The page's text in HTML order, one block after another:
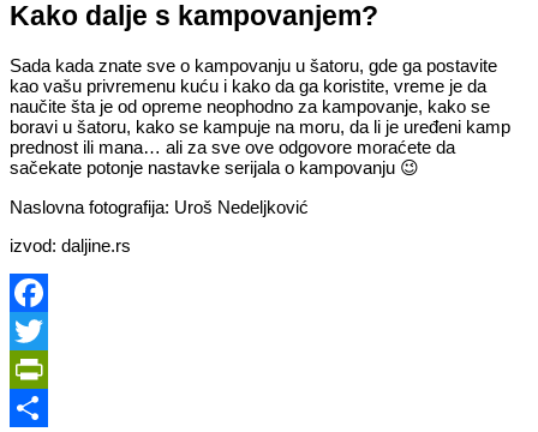
Kako dalje s kampovanjem?
Sada kada znate sve o kampovanju u šatoru, gde ga postavite
kao vašu privremenu kuću i kako da ga koristite, vreme je da
naučite šta je od opreme neophodno za kampovanje, kako se
boravi u šatoru, kako se kampuje na moru, da li je uređeni kamp
prednost ili mana… ali za sve ove odgovore moraćete da
sačekate potonje nastavke serijala o kampovanju 😉
Naslovna fotografija: Uroš Nedeljković
izvod: daljine.rs
Facebook
Twitter
PrintFriendly